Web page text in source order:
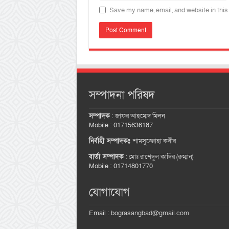
Save my name, email, and website in
সম্পাদনা পরিষদ
সম্পাদক:জাফর আহম্মেদ মিলন
Mobile : 01715636187
নির্বাহী সম্পাদকঃশামসুজ্জোহা কবীর
বার্তা সম্পাদক: মোঃ রাশেদুল কাদির (রুম্মান)
Mobile : 01714801770
যোগাযোগ
Email : bograsangbad@gmail.com